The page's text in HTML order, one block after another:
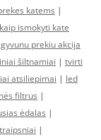
katems |
kaip ismokyti kate
gyvunu prekiu akcija
šiltnamiai | tvirti
atsiliepimai | led
filtrus |
ėdalas |
|